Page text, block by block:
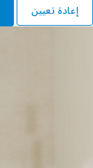
إعادة تعيين